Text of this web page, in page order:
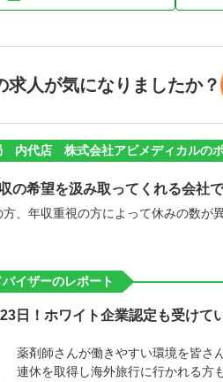
求人が気になりましたか？
内代店 株式会社アビメディカルの
の希望を汲み取ってくれる会社で
、年収重視の方によって休みの数が
イザーのレポート
日！ホワイト企業認定も受けて
薬剤師さんが働きやすい環境を皆さ
連休を取得し海外旅行に行かれる方